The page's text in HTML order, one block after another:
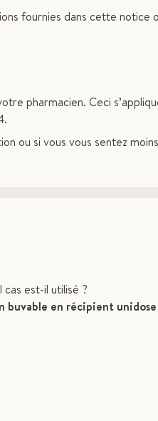
fournies dans cette notice
pharmacien. Ceci
ou si vous vous sentez
cas est-il utilisé ?
buvable en récipient unidose